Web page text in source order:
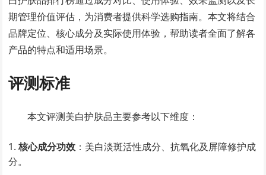
期管理价值评估，为消费者提供科学选购指南。本文将结合
品牌定位、核心成分及实际使用体验，帮助读者全面了解各
产品的特点和适用场景。
评测标准
本文评测美白护肤品主要参考以下维度：
核心成分功效 ：美白淡斑活性成分、抗氧化及屏障修护成
分。